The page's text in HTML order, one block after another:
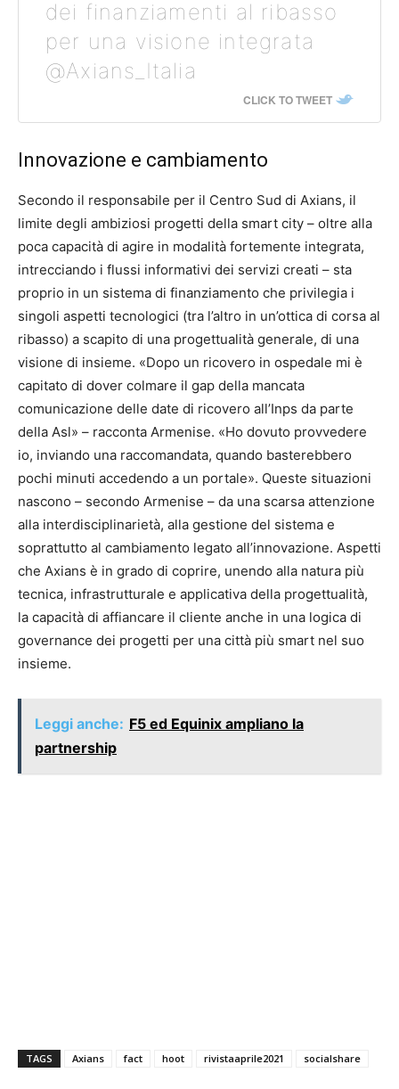
dei finanziamenti al ribasso
per una visione integrata
@Axians_Italia
CLICK TO TWEET
Innovazione e cambiamento
Secondo il responsabile per il Centro Sud di Axians, il
limite degli ambiziosi progetti della smart city – oltre alla
poca capacità di agire in modalità fortemente integrata,
intrecciando i flussi informativi dei servizi creati – sta
proprio in un sistema di finanziamento che privilegia i
singoli aspetti tecnologici (tra l’altro in un’ottica di corsa al
ribasso) a scapito di una progettualità generale, di una
visione di insieme. «Dopo un ricovero in ospedale mi è
capitato di dover colmare il gap della mancata
comunicazione delle date di ricovero all’Inps da parte
della Asl» – racconta Armenise. «Ho dovuto provvedere
io, inviando una raccomandata, quando basterebbero
pochi minuti accedendo a un portale». Queste situazioni
nascono – secondo Armenise – da una scarsa attenzione
alla interdisciplinarietà, alla gestione del sistema e
soprattutto al cambiamento legato all’innovazione. Aspetti
che Axians è in grado di coprire, unendo alla natura più
tecnica, infrastrutturale e applicativa della progettualità,
la capacità di affiancare il cliente anche in una logica di
governance dei progetti per una città più smart nel suo
insieme.
Leggi anche: F5 ed Equinix ampliano la
partnership
TAGS Axians fact hoot rivistaaprile2021 socialshare